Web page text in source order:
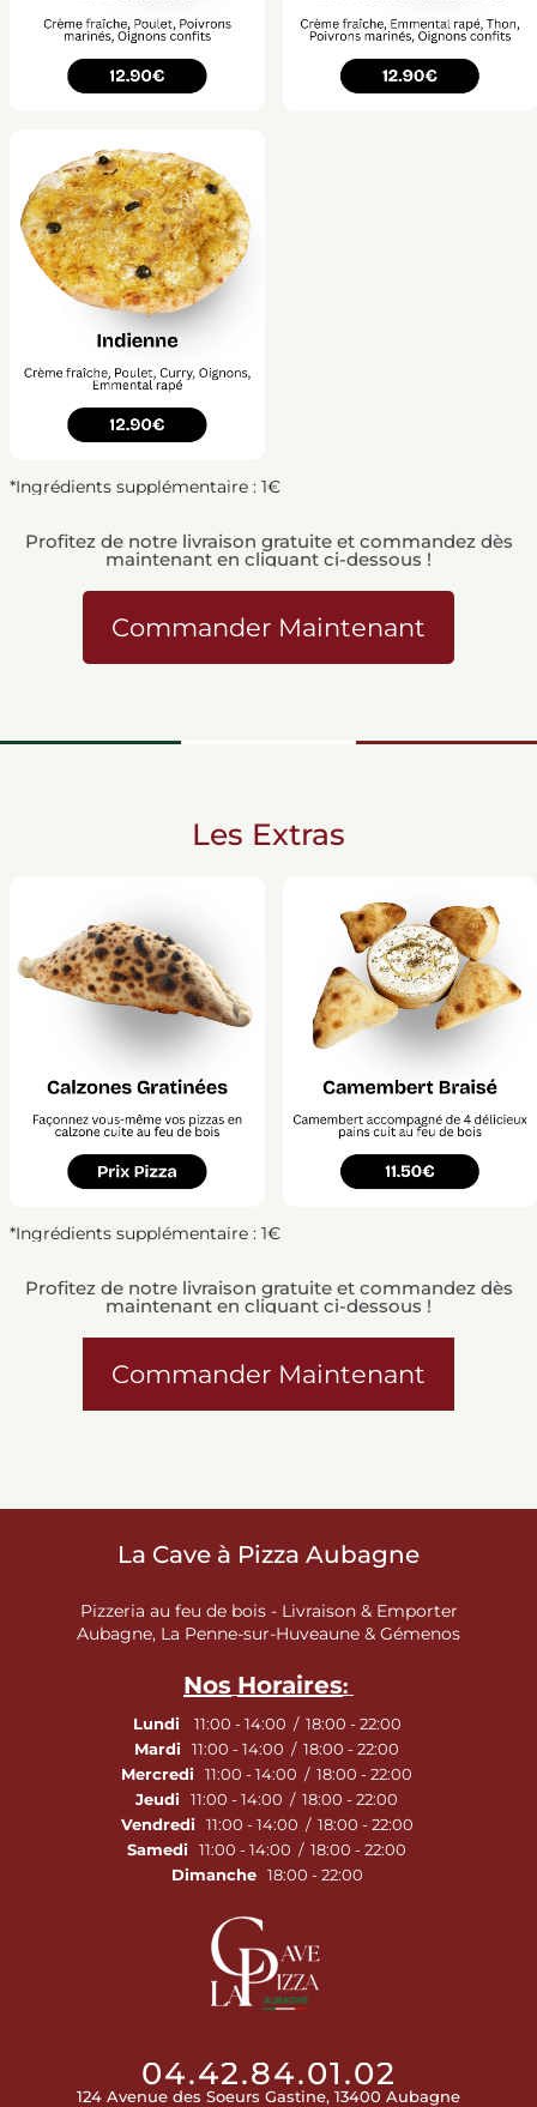
*Ingrédients supplémentaire : 1€
Profitez de notre livraison gratuite et commandez dès
maintenant en cliquant ci-dessous !
Commander Maintenant
Les Extras
*Ingrédients supplémentaire : 1€
Profitez de notre livraison gratuite et commandez dès
maintenant en cliquant ci-dessous !
Commander Maintenant
La Cave à Pizza Aubagne
Pizzeria au feu de bois - Livraison & Emporter
Aubagne, La Penne-sur-Huveaune & Gémenos
Nos Horaires:
Lundi 11:00 - 14:00 / 18:00 - 22:00
Mardi 11:00 - 14:00 / 18:00 - 22:00
Mercredi 11:00 - 14:00 / 18:00 - 22:00
Jeudi 11:00 - 14:00 / 18:00 - 22:00
Vendredi 11:00 - 14:00 / 18:00 - 22:00
Samedi 11:00 - 14:00 / 18:00 - 22:00
Dimanche18:00 - 22:00
04.42.84.01.02
124 Avenue des Soeurs Gastine, 13400 Aubagne